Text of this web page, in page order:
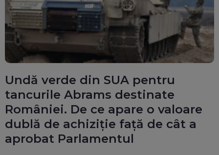
Undă verde din SUA pentru
tancurile Abrams destinate
României. De ce apare o valoare
dublă de achiziție față de cât a
aprobat Parlamentul